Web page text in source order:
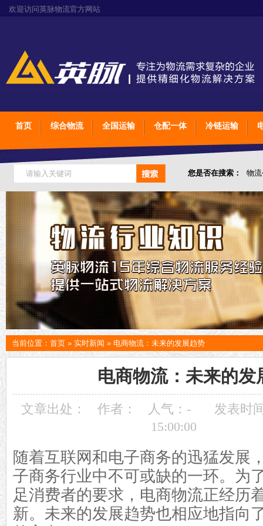
欢迎访问英脉物流官方网站
首页 综合物流 全国运输 仓配一体 冷链运输
您是否在搜索： 物
仓储综合专业定制物
当前位置： 首页 » 实时新闻 » 电商物流：未来的发展趋势
电商物流：未来的发
文章出处： 作者： 人气： -
发表时
15:00:00
随着互联网和电子商务的迅猛发展
子商务行业中不可或缺的一环。为
足消费者的要求，电商物流正经历
新。未来的发展趋势也相应地指向